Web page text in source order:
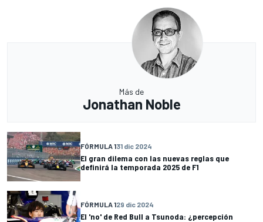
Más de
Jonathan Noble
FÓRMULA 131 dic 2024
El gran dilema con las nuevas reglas que
definirá la temporada 2025 de F1
FÓRMULA 129 dic 2024
El 'no' de Red Bull a Tsunoda: ¿percepción